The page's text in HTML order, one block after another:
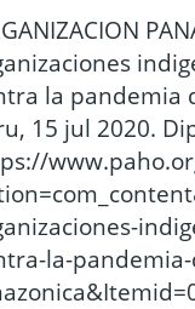
la pandemia
15 jul 2020.
la-